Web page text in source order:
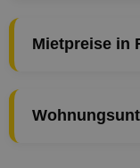
Mietpreise in